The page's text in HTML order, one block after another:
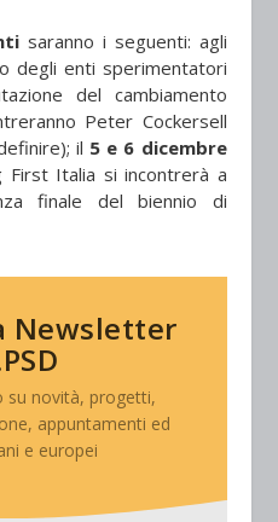
saranno i seguenti: agli
degli enti sperimentatori
del cambiamento
Peter Cockersell
il 5 e 6 dicembre
Italia si incontrerà a
finale del biennio di
Newsletter
su novità, progetti,
appuntamenti ed
e europei